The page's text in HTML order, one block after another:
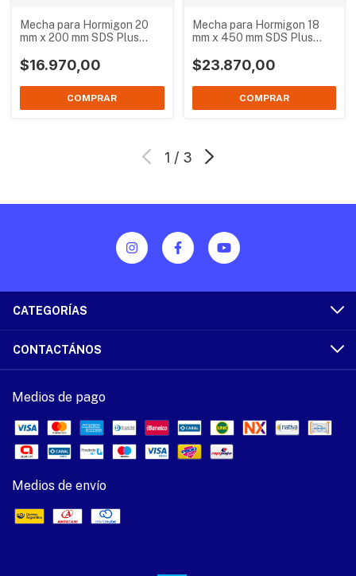
Mecha para Hormigon 20
mm x 200 mm SDS Plus
$16.970,00
Mecha para Hormigon 18
mm x 450 mm SDS Plus
$23.870,00
1 / 3
CATEGORÍAS
CONTACTÁNOS
Medios de pago
Medios de envío